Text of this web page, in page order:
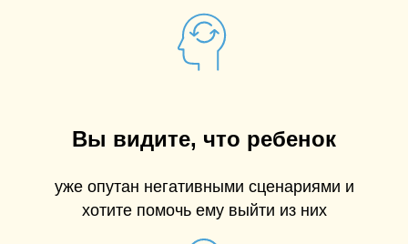
Вы видите, что ребенок
уже опутан негативными сценариями и
хотите помочь ему выйти из них